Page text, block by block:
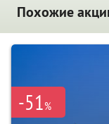
Похожие
-51%